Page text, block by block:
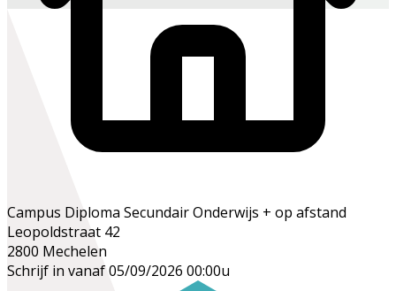
Campus Diploma Secundair Onderwijs + op afstand
Leopoldstraat 42
2800 Mechelen
Schrijf in vanaf 05/09/2026 00:00u